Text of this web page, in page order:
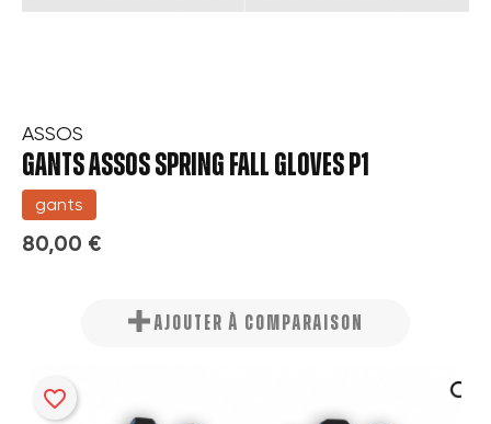
ASSOS
GANTS ASSOS SPRING FALL GLOVES P1
gants
80,00 €
AJOUTER À COMPARAISON
favorite_border